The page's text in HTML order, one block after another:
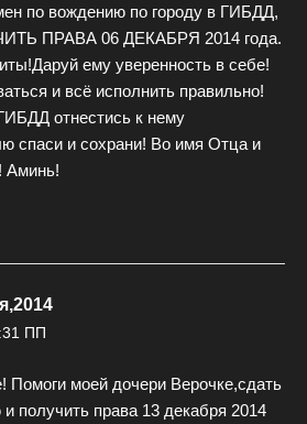
по вождению по городу в ГИБДД,
ПРАВА 06 ДЕКАБРЯ 2014 года.
ему уверенность в себе!
и всё исполнить правильно!
отнестись к нему
спаси и сохрани! Во имя Отца и
Аминь!
ПП
моей дочери Верочке,сдать
получить права 13 декабря 2014